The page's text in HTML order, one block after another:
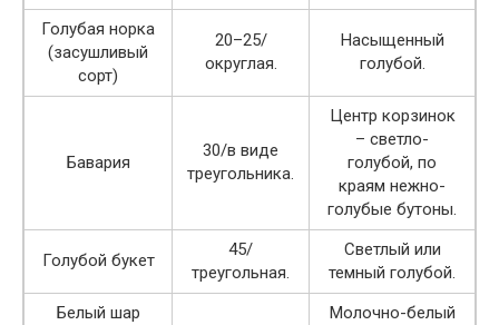
Голубая норка
(засушливый
сорт)
20–25/
округлая.
Насыщенный
голубой.
Бавария
30/в виде
треугольника.
Центр корзинок
– светло-
голубой, по
краям нежно-
голубые бутоны.
Голубой букет
45/
треугольная.
Светлый или
темный голубой.
Белый шар
Молочно-белый